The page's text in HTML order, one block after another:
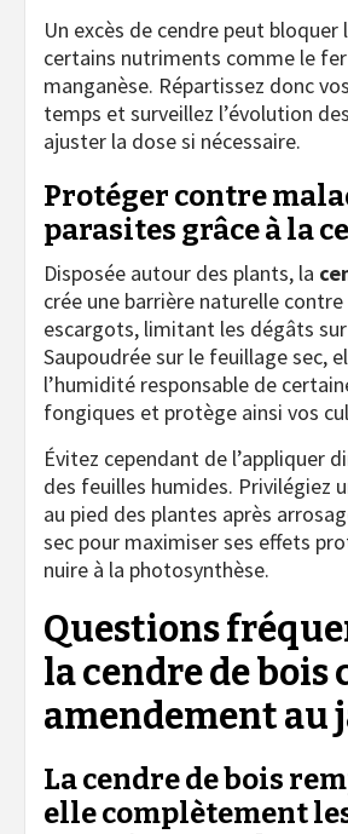
Un excès de cendre peut bloquer
certains nutriments comme le
manganèse. Répartissez donc
temps et surveillez l’évolution
ajuster la dose si nécessaire.
Protéger contre
parasites grâce à la
Disposée autour des plants, la
crée une barrière naturelle
escargots, limitant les dégâts sur
Saupoudrée sur le feuillage sec,
l’humidité responsable de
fongiques et protège ainsi vos
Évitez cependant de l’appliquer
des feuilles humides. Privilégiez
au pied des plantes après
sec pour maximiser ses effets
nuire à la photosynthèse.
Questions
la cendre de bois
amendement au
La cendre de bois
elle complètement